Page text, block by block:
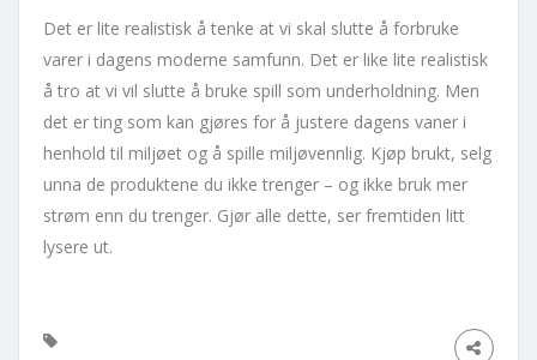
Det er lite realistisk å tenke at vi skal slutte å forbruke
varer i dagens moderne samfunn. Det er like lite realistisk
å tro at vi vil slutte å bruke spill som underholdning. Men
det er ting som kan gjøres for å justere dagens vaner i
henhold til miljøet og å spille miljøvennlig. Kjøp brukt, selg
unna de produktene du ikke trenger – og ikke bruk mer
strøm enn du trenger. Gjør alle dette, ser fremtiden litt
lysere ut.